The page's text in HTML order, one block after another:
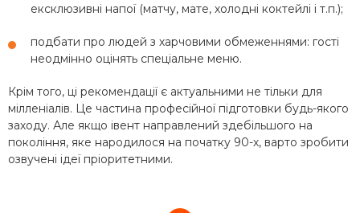
ексклюзивні напої (матчу, мате, холодні коктейлі і т.п.);
подбати про людей з харчовими обмеженнями: гості
неодмінно оцінять спеціальне меню.
Крім того, ці рекомендації є актуальними не тільки для
мілленіалів. Це частина професійної підготовки будь-якого
заходу. Але якщо івент направлений здебільшого на
покоління, яке народилося на початку 90-х, варто зробити
озвучені ідеї пріоритетними.